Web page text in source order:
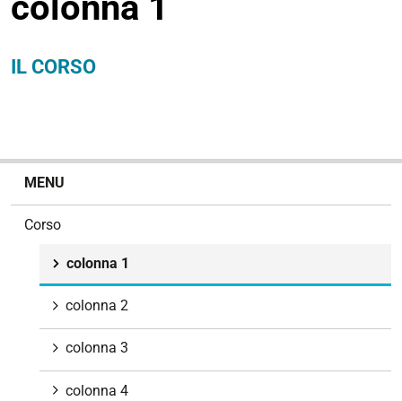
IL CORSO
MENU
Corso
colonna 1
colonna 2
colonna 3
colonna 4